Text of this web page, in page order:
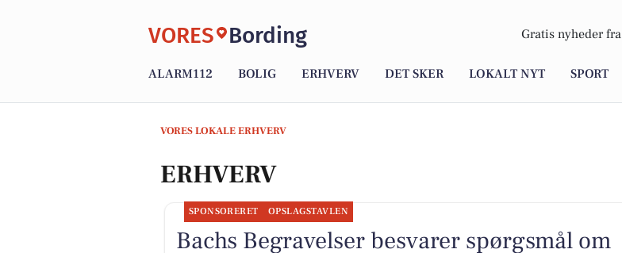
VORES Bording Gratis nyheder fra
ALARM112 BOLIG ERHVERV DET SKER LOKALT NYT SPORT
VORES LOKALE ERHVERV
ERHVERV
SPONSORERET OPSLAGSTAVLEN
Bachs Begravelser besvarer spørgsmål om